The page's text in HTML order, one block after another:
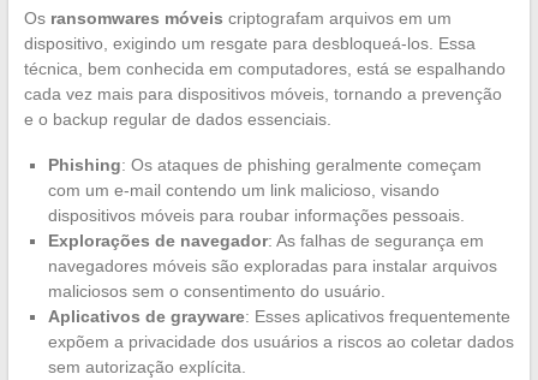
Os ransomwares móveis criptografam arquivos em um
dispositivo, exigindo um resgate para desbloqueá-los. Essa
técnica, bem conhecida em computadores, está se espalhando
cada vez mais para dispositivos móveis, tornando a prevenção
e o backup regular de dados essenciais.
Phishing: Os ataques de phishing geralmente começam
com um e-mail contendo um link malicioso, visando
dispositivos móveis para roubar informações pessoais.
Explorações de navegador: As falhas de segurança em
navegadores móveis são exploradas para instalar arquivos
maliciosos sem o consentimento do usuário.
Aplicativos de grayware: Esses aplicativos frequentemente
expõem a privacidade dos usuários a riscos ao coletar dados
sem autorização explícita.